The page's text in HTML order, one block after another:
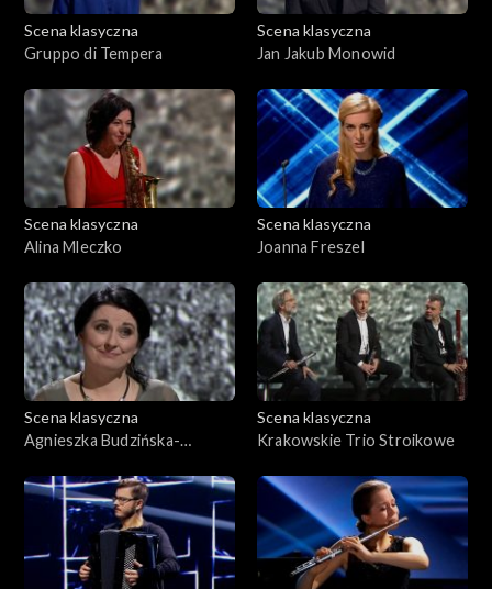
Scena klasyczna
Gruppo di Tempera
Scena klasyczna
Jan Jakub Monowid
Scena klasyczna
Alina Mleczko
Scena klasyczna
Joanna Freszel
Scena klasyczna
Agnieszka Budzińska-
Scena klasyczna
Krakowskie Trio Stroikowe